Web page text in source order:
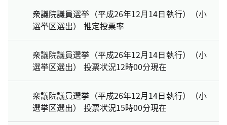
衆議院議員選挙（平成26年12月14日執行）（小
選挙区選出） 推定投票率
衆議院議員選挙（平成26年12月14日執行）（小
選挙区選出） 投票状況12時00分現在
衆議院議員選挙（平成26年12月14日執行）（小
選挙区選出） 投票状況15時00分現在